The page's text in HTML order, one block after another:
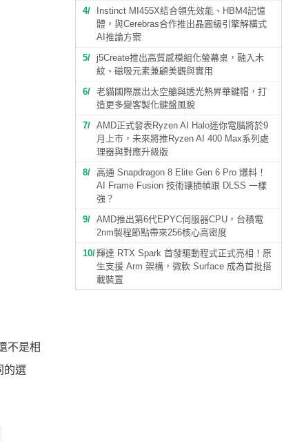
不是相
的選
4
Instinct MI455X結合領先效能、HBM4記憶
體，與Cerebras合作推出晶圓級引擎解構式
AI推論方案
5
j5Create推出高質感模組化螢幕桌，融入木
紋、磁吸元素兼顧美觀與實用
6
老貓國際展出太空艙與透光熱昇華鍵帽，打
造更多變客製化鍵盤風貌
7
AMD正式發表Ryzen AI Halo迷你電腦將於9
月上市，未來將推Ryzen AI 400 Max系列處
理器與對應升級版
8
高通 Snapdragon 8 Elite Gen 6 Pro 爆料！
AI Frame Fusion 技術讓插幀跟 DLSS 一樣
強？
9
AMD推出第6代EPYC伺服器CPU，台積電
2nm製程節點帶來256核心高密度
10 輝達 RTX Spark 首發驅動程式正式亮相！原
生支援 Arm 架構，微軟 Surface 成為首批搭
載裝置